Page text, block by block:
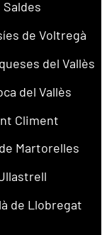
Saldes
de Voltregà
del Vallès
del Vallès
Climent
Martorelles
de Llobregat